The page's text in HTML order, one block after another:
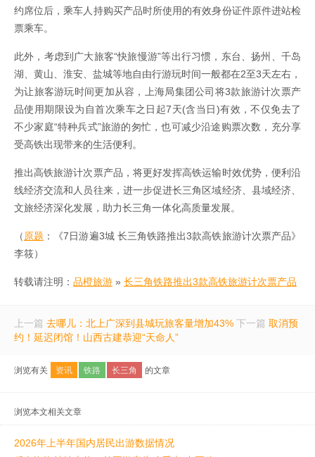
约席位后，乘车人持购买产品时所使用的有效身份证件原件进站检
票乘车。
此外，考虑到广大旅客“快旅慢游”等出行习惯，东台、扬州、千岛
湖、黄山、淮安、盐城等地自由行游玩时间一般都在2至3天左右，
为让旅客游玩时间更加从容，上海局集团公司将3款旅游计次票产
品使用期限设为自首次乘车之日起7天(含当日)有效，不仅免去了
不少家庭“特种兵式”旅游的匆忙，也可减少沿途购票次数，充分享
受高铁出现带来的生活便利。
推出高铁旅游计次票产品，将更好发挥高铁运输时效优势，便利沿
线经济交流和人员往来，进一步促进长三角区域经济、县域经济、
文旅经济深化发展，助力长三角一体化高质量发展。
（原题 ：《7日游遍3城 长三角铁路推出3款高铁旅游计次票产品》
李筱）
转载请注明： 品橙旅游 » 长三角铁路推出3款高铁旅游计次票产品
上一篇 去哪儿：北上广深到县城玩旅客量增加43% 下一篇 取消预
约！延迟闭馆！山西古建恭迎“天命人”
浏览有关 资讯 铁路 长三角 的文章
浏览本文相关文章
2026年上半年国内居民出游数据情况